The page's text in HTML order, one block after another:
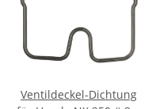
Ventildeckel-Dichtung